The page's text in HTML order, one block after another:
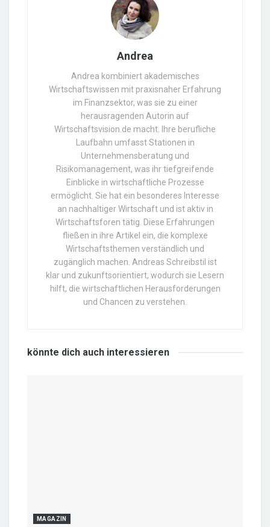
Andrea
Andrea kombiniert akademisches
Wirtschaftswissen mit praxisnaher Erfahrung
im Finanzsektor, was sie zu einer
herausragenden Autorin auf
Wirtschaftsvision.de macht. Ihre berufliche
Laufbahn umfasst Stationen in
Unternehmensberatung und
Risikomanagement, was ihr tiefgreifende
Einblicke in wirtschaftliche Prozesse
ermöglicht. Sie hat ein besonderes Interesse
an nachhaltiger Wirtschaft und ist aktiv in
Wirtschaftsforen tätig. Diese Erfahrungen
fließen in ihre Artikel ein, die komplexe
Wirtschaftsthemen verständlich und
zugänglich machen. Andreas Schreibstil ist
klar und zukunftsorientiert, wodurch sie Lesern
hilft, die wirtschaftlichen Herausforderungen
und Chancen zu verstehen.
könnte dich auch interessieren
MAGAZIN